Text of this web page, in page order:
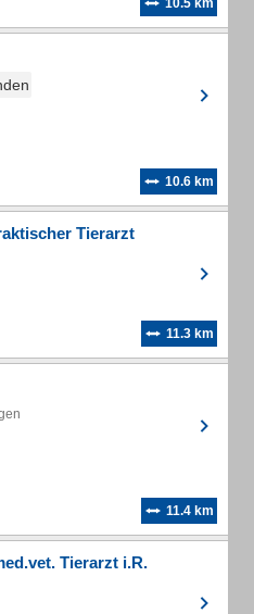
10.5 km
10.6 km
Tierarzt
11.3 km
11.4 km
Tierarzt i.R.